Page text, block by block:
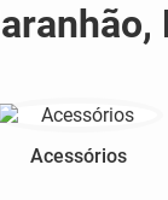
Acessórios